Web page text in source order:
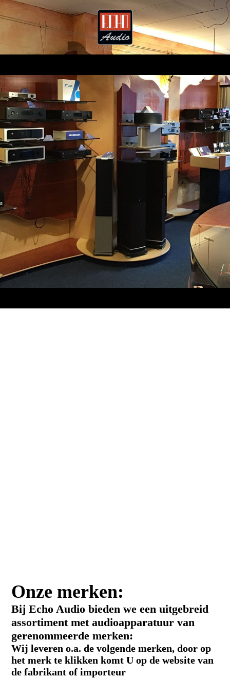
Onze merken:
Bij Echo Audio bieden we een uitgebreid
assortiment met audioapparatuur van
gerenommeerde merken:
Wij leveren o.a. de volgende merken, door op
het merk te klikken komt U op de website van
de fabrikant of importeur